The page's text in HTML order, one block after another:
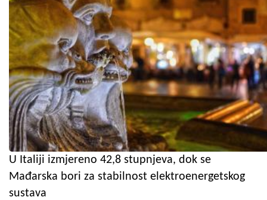
U Italiji izmjereno 42,8 stupnjeva, dok se
Mađarska bori za stabilnost elektroenergetskog
sustava